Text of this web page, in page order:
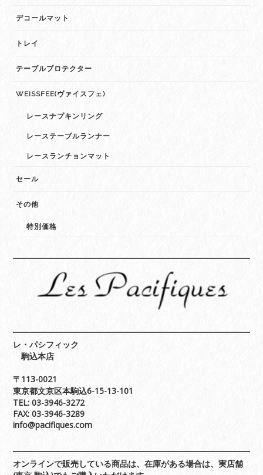
デコールマット
トレイ
テーブルプロテクター
WEISSFEE(ヴァイスフェ)
レースナプキンリング
レーステーブルランナー
レースランチョンマット
セール
その他
特別価格
レ・パシフィック
駒込本店
〒113-0021
東京都文京区本駒込6-15-13-101
TEL: 03-3946-3272
FAX: 03-3946-3289
info@pacifiques.com
オンラインで販売している商品は、在庫がある場合は、実店舗